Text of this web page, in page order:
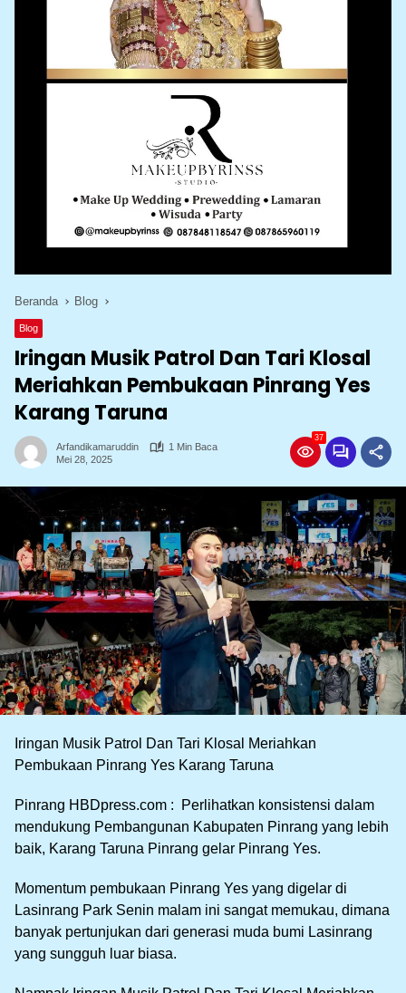
Beranda Blog
Blog
Iringan Musik Patrol Dan Tari Klosal
Meriahkan Pembukaan Pinrang Yes
Karang Taruna
Arfandikamaruddin
1 Min Baca
Mei 28, 2025
37
Iringan Musik Patrol Dan Tari Klosal Meriahkan
Pembukaan Pinrang Yes Karang Taruna
Pinrang HBDpress.com : Perlihatkan konsistensi dalam
mendukung Pembangunan Kabupaten Pinrang yang lebih
baik, Karang Taruna Pinrang gelar Pinrang Yes.
Momentum pembukaan Pinrang Yes yang digelar di
Lasinrang Park Senin malam ini sangat memukau, dimana
banyak pertunjukan dari generasi muda bumi Lasinrang
yang sungguh luar biasa.